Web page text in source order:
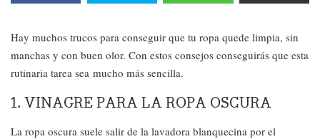
Hay muchos trucos para conseguir que tu ropa quede limpia, sin
manchas y con buen olor. Con estos consejos conseguirás que esta
rutinaria tarea sea mucho más sencilla.
1. VINAGRE PARA LA ROPA OSCURA
La ropa oscura suele salir de la lavadora blanquecina por el